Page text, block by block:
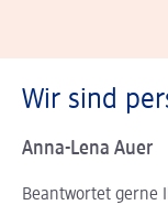
Wir sind
Anna-Lena Auer
Beantwortet gerne